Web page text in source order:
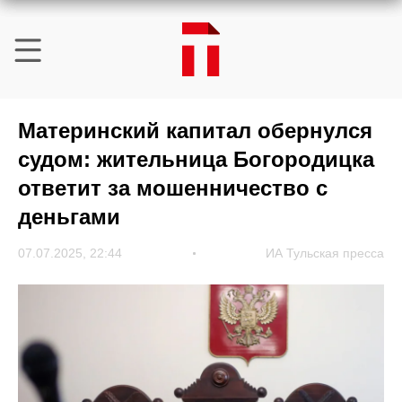
Материнский капитал обернулся
судом: жительница Богородицка
ответит за мошенничество с
деньгами
07.07.2025, 22:44 ИА Тульская пресса